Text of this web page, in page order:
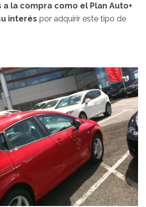
a la compra como el Plan Auto+
interés por adquirir este tipo de